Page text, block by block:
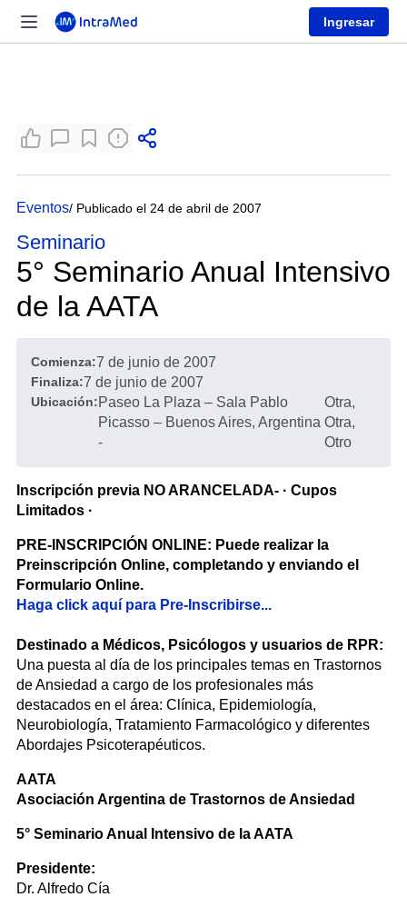
Ingresar
Eventos/ Publicado el 24 de abril de 2007
Seminario
5° Seminario Anual Intensivo
de la AATA
Comienza:7 de junio de 2007
Finaliza:7 de junio de 2007
Ubicación:Paseo La Plaza – Sala Pablo
Picasso – Buenos Aires, Argentina
-
Otra,
Otra,
Otro
Inscripción previa NO ARANCELADA- · Cupos
Limitados ·
PRE-INSCRIPCIÓN ONLINE: Puede realizar la
Preinscripción Online, completando y enviando el
Formulario Online.
Haga click aquí para Pre-Inscribirse...
Destinado a Médicos, Psicólogos y usuarios de RPR:
Una puesta al día de los principales temas en Trastornos
de Ansiedad a cargo de los profesionales más
destacados en el área: Clínica, Epidemiología,
Neurobiología, Tratamiento Farmacológico y diferentes
Abordajes Psicoterapéuticos.
AATA
Asociación Argentina de Trastornos de Ansiedad
5° Seminario Anual Intensivo de la AATA
Presidente:
Dr. Alfredo Cía